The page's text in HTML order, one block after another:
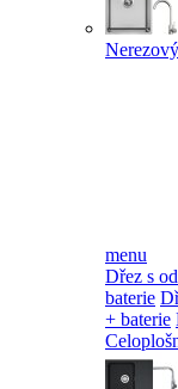
menu
Dřez s
baterie
+ baterie